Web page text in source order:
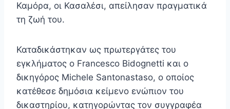
Καμόρα, οι Κασαλέσι, απείλησαν πραγματικά
τη ζωή του.
Καταδικάστηκαν ως πρωτεργάτες του
εγκλήματος ο Francesco Bidognetti και ο
δικηγόρος Michele Santonastaso, ο οποίος
κατέθεσε δημόσια κείμενο ενώπιον του
δικαστηρίου, κατηγορώντας τον συγγραφέα